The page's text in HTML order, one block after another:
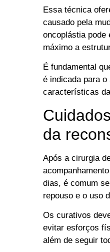
Essa técnica
causado pela
oncoplástia pode
máximo a
É fundamental
é indicada para
características
da
Após a cirurgia
dias, é comum
repouso e o uso
Os curativos
evitar esforços
além de seguir